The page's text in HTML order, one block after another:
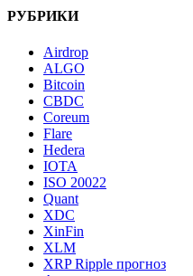
РУБРИКИ
Airdrop
ALGO
Bitcoin
CBDC
Coreum
Flare
Hedera
IOTA
ISO 20022
Quant
XDC
XinFin
XLM
XRP Ripple прогноз